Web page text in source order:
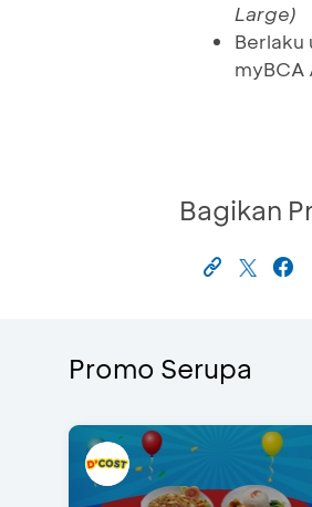
Large)
Berlaku
myBCA
Bagikan
Promo Serupa